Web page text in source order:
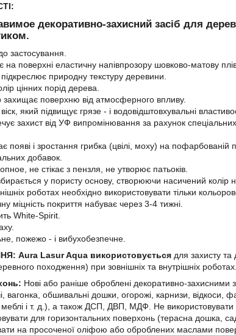
декоративно-захисний засіб для
застосування.
на поверхні еластичну напівпрозору шовково-матову
підкреслює природну текстуру деревини.
цінних порід дерева.
захищає поверхню від атмосферного впливу.
який підвищує грязе - і водовідштовхувальні
захист від УФ випромінювання за рахунок
появі і зростання грибка (цвілі, моху) на
добавок.
не стікає з пензля, не утворює патьоків.
у пористу основу, створюючи насичений колір
роботах необхідно використовувати тільки
міцність покриття набуває через 3-4 тижні.
White-Spirit.
пожежо - і вибухобезпечне.
Aura Lasur Aqua використовується для захисту
походження) при зовнішніх та внутрішніх роботах.
Нові або раніше оброблені декоративно-захисними
вагонка, обшивальні дошки, огорожі, карнизи, відкоси,
меблі і т. д.), а також ДСП, ДВП, МДФ. Не використовувати
для горизонтальних поверхонь (терасна дошка,
на просоченої оліфою або оброблених маслами